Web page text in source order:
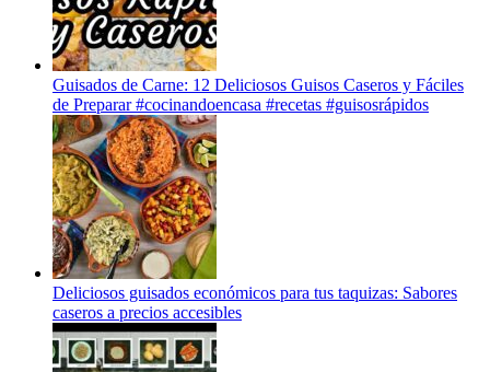
Guisados de Carne: 12 Deliciosos Guisos Caseros y Fáciles
de Preparar #cocinandoencasa #recetas #guisosrápidos
Deliciosos guisados económicos para tus taquizas: Sabores
caseros a precios accesibles